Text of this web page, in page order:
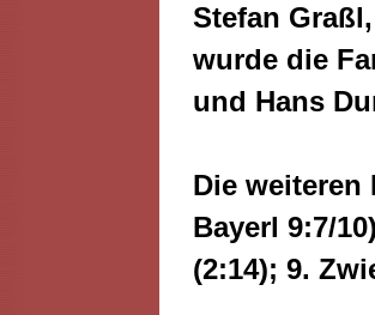
Stefan
wurde die
und Hans
Die weiteren
Bayerl 9:7/
(2:14); 9.